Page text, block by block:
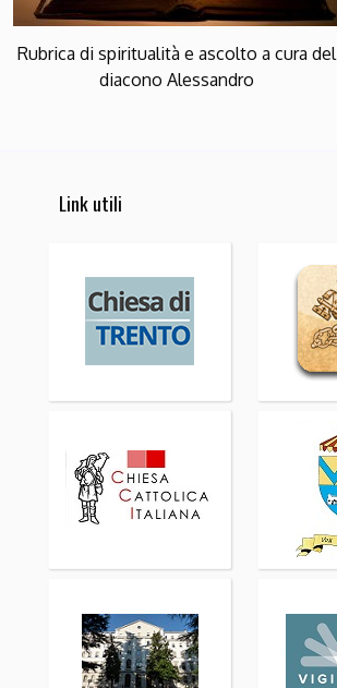
Rubrica di spiritualità e ascolto a cura del
diacono Alessandro
Link utili